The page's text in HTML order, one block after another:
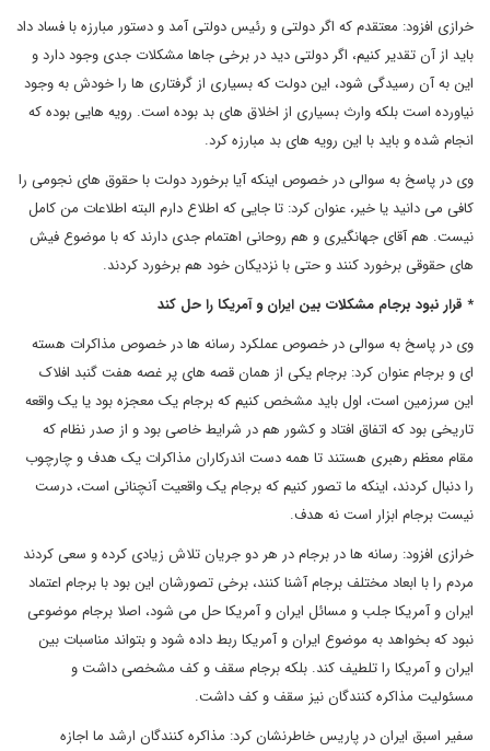
خرازی افزود: معتقدم که اگر دولتی و رئیس دولتی آمد و دستور مبارزه با فساد داد
باید از آن تقدیر کنیم، اگر دولتی دید در برخی جاها مشکلات جدی وجود دارد و
این به آن رسیدگی شود، این دولت که بسیاری از گرفتاری ها را خودش به وجود
نیاورده است بلکه وارث بسیاری از اخلاق های بد بوده است. رویه هایی بوده که
انجام شده و باید با این رویه های بد مبارزه کرد.
وی در پاسخ به سوالی در خصوص اینکه آیا برخورد دولت با حقوق های نجومی را
کافی می دانید یا خیر، عنوان کرد: تا جایی که اطلاع دارم البته اطلاعات من کامل
نیست. هم آقای جهانگیری و هم روحانی اهتمام جدی دارند که با موضوع فیش
های حقوقی برخورد کنند و حتی با نزدیکان خود هم برخورد کردند.
* قرار نبود برجام مشکلات بین ایران و آمریکا را حل کند
وی در پاسخ به سوالی در خصوص عملکرد رسانه ها در خصوص مذاکرات هسته
ای و برجام عنوان کرد: برجام یکی از همان قصه های پر غصه هفت گنبد افلاک
این سرزمین است، اول باید مشخص کنیم که برجام یک معجزه بود یا یک واقعه
تاریخی بود که اتفاق افتاد و کشور هم در شرایط خاصی بود و از صدر نظام که
مقام معظم رهبری هستند تا همه دست اندرکاران مذاکرات یک هدف و چارچوب
را دنبال کردند، اینکه ما تصور کنیم که برجام یک واقعیت آنچنانی است، درست
نیست برجام ابزار است نه هدف.
خرازی افزود: رسانه ها در برجام در هر دو جریان تلاش زیادی کرده و سعی کردند
مردم را با ابعاد مختلف برجام آشنا کنند، برخی تصورشان این بود با برجام اعتماد
ایران و آمریکا جلب و مسائل ایران و آمریکا حل می شود، اصلا برجام موضوعی
نبود که بخواهد به موضوع ایران و آمریکا ربط داده شود و بتواند مناسبات بین
ایران و آمریکا را تلطیف کند. بلکه برجام سقف و کف مشخصی داشت و
مسئولیت مذاکره کنندگان نیز سقف و کف داشت.
سفیر اسبق ایران در پاریس خاطرنشان کرد: مذاکره کنندگان ارشد ما اجازه